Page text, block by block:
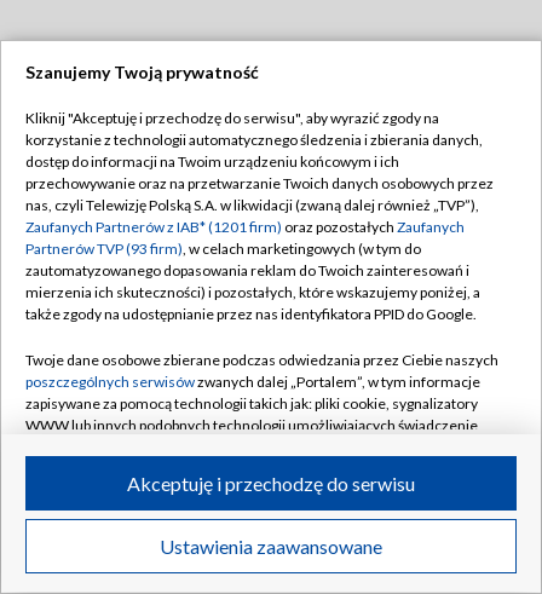
TVP
Abonament TVP
Emisja w TVP
Centrum informacji TVP
Naziemna Telewizja Cyfrowa
Rada Programowa
System NOS
Informacje o nadawcy
Program dla prasy
Ogłoszenie przetargowe
Regulamin TVP
Polityka prywatności
Moje zgody
Pomoc
Kontakt
Kanały
©2026 Telewizja Polska S.A. w likwidacji
Szanujemy Twoją prywatność
Kliknij "Akceptuję i przechodzę do serwisu", aby wyrazić zgody na
korzystanie z technologii automatycznego śledzenia i zbierania danych,
dostęp do informacji na Twoim urządzeniu końcowym i ich
przechowywanie oraz na przetwarzanie Twoich danych osobowych przez
nas, czyli Telewizję Polską S.A. w likwidacji (zwaną dalej również „TVP”),
Zaufanych Partnerów z IAB* (1201 firm) oraz pozostałych Zaufanych
Partnerów TVP (93 firm), w celach marketingowych (w tym do
zautomatyzowanego dopasowania reklam do Twoich zainteresowań i
mierzenia ich skuteczności) i pozostałych, które wskazujemy poniżej, a
także zgody na udostępnianie przez nas identyfikatora PPID do Google.
Twoje dane osobowe zbierane podczas odwiedzania przez Ciebie naszych
poszczególnych serwisówzwanych dalej „Portalem”, w tym informacje
zapisywane za pomocą technologii takich jak: pliki cookie, sygnalizatory
WWW lub innych podobnych technologii umożliwiających świadczenie
ruchu w Internecie.
Twoje dane osobowe zbierane podczas odwiedzania przez Ciebie
poszczególnych serwisówna Portalu, takie jak adresy IP, identyfikatory
Ustawienia zaawansowane
Akceptuję i przechodzę do serwisu